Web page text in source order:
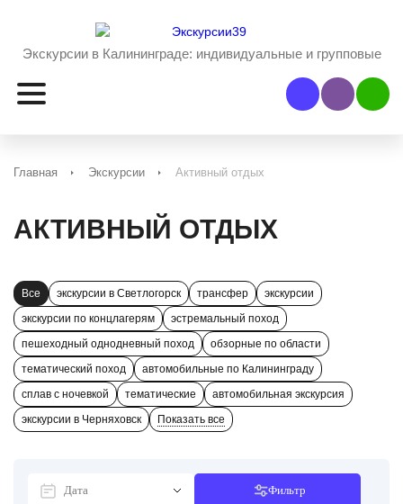
Экскурсии в Калининграде: индивидуальные и групповые
Наш ViberНаш
Главная Экскурсии Активный отдых
АКТИВНЫЙ ОТДЫХ
Все экскурсии в Светлогорск трансфер
экскурсии
экскурсии по концлагерям
эстремальный поход
пешеходный однодневный поход
обзорные по области
тематический поход
автомобильные по Калининграду
сплав с ночевкой
тематические
автомобильная экскурсия
экскурсии в Черняховск
Показать все
Фильтр